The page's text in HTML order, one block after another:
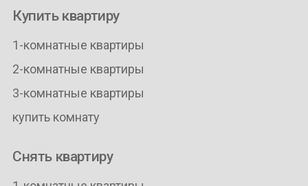
Купить квартиру
1-комнатные квартиры
2-комнатные квартиры
3-комнатные квартиры
купить комнату
Снять квартиру